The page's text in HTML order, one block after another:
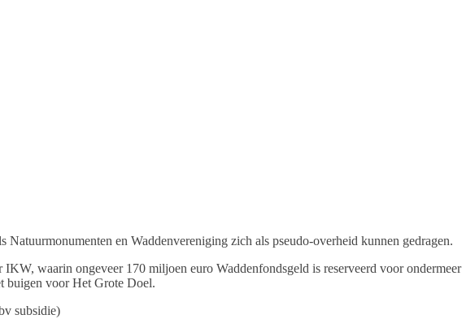
Natuurmonumenten en Waddenvereniging zich als pseudo-overheid kunnen gedragen.
waarin ongeveer 170 miljoen euro Waddenfondsgeld is reserveerd voor ondermeer
buigen voor Het Grote Doel.
subsidie)